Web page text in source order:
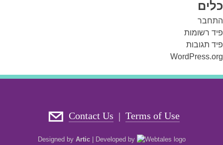
כלים
התחבר
פיד רשומות
פיד תגובות
WordPress.org
Terms of Use
|
Contact Us
Designed by Artic Developed by